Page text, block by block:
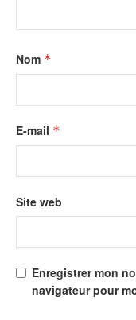
Nom *
E-mail *
Site web
Enregistrer mon
navigateur pour